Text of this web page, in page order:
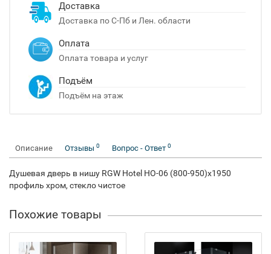
Доставка
Доставка по С-Пб и Лен. области
Оплата
Оплата товара и услуг
Подъём
Подъём на этаж
Описание Отзывы 0 Вопрос - Ответ 0
Душевая дверь в нишу RGW Hotel HO-06 (800-950)х1950
профиль хром, стекло чистое
Похожие товары